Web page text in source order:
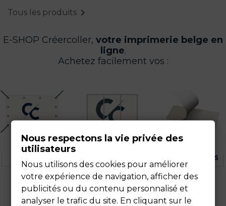
Tous les produits 
E-SHOP Créercoller, votre imprimerie belge en
ligne.
Achetez facilement vos :
Nous respectons la vie privée des
utilisateurs
Nous utilisons des cookies pour améliorer
votre expérience de navigation, afficher des
publicités ou du contenu personnalisé et
analyser le trafic du site. En cliquant sur le